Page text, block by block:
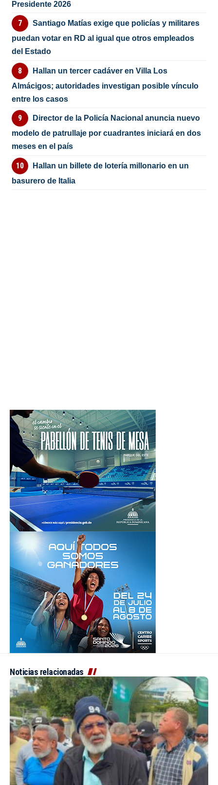
Presidente 2026
Santiago Matías exige que policías y militares
puedan votar en RD al igual que otros empleados
del Estado
Hallan un tercer cadáver en Villa Los
Almácigos; autoridades investigan posible vínculo
entre los casos
Director de la Policía Nacional anuncia nuevo
modelo de patrullaje por cuadrantes iniciará en dos
meses en el país
Hallan un billete de lotería millonario en un
basurero de Italia
Noticias relacionadas